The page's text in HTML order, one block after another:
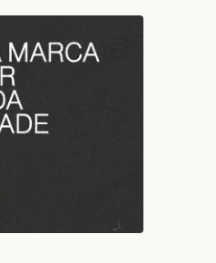
login